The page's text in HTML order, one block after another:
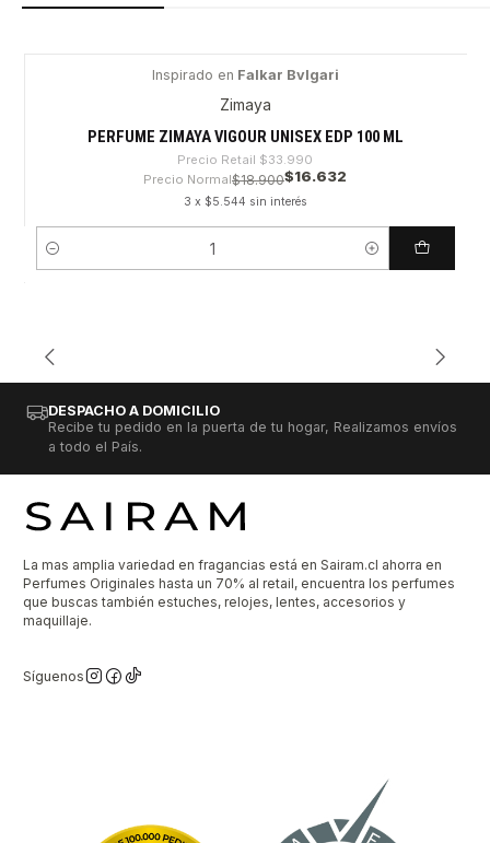
Inspirado en Falkar Bvlgari
Zimaya
PERFUME ZIMAYA VIGOUR UNISEX EDP 100 ML
Precio Retail $33.990
Precio Normal$18.900$16.632
3 x $5.544 sin interés
Cantidad
DESPACHO A DOMICILIO
Recibe tu pedido en la puerta de tu hogar, Realizamos envíos
a todo el País.
La mas amplia variedad en fragancias está en Sairam.cl ahorra en
Perfumes Originales hasta un 70% al retail, encuentra los perfumes
que buscas también estuches, relojes, lentes, accesorios y
maquillaje.
Síguenos